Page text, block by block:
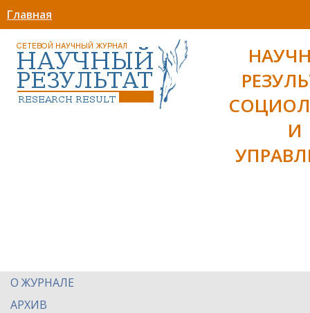
Главная
И
О ЖУРНАЛЕ
АРХИВ